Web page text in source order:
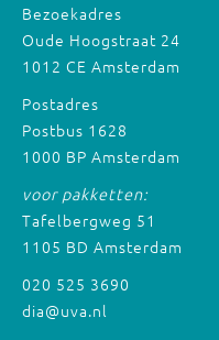
Bezoekadres
Oude Hoogstraat 24
1012 CE Amsterdam
Postadres
Postbus 1628
1000 BP Amsterdam
voor pakketten:
Tafelbergweg 51
1105 BD Amsterdam
020 525 3690
dia@uva.nl